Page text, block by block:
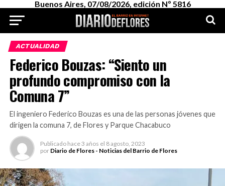
Buenos Aires, 07/08/2026, edición Nº 5816
ACTUALIDAD
Federico Bouzas: “Siento un
profundo compromiso con la
Comuna 7”
El ingeniero Federico Bouzas es una de las personas jóvenes que
dirigen la comuna 7, de Flores y Parque Chacabuco
Publicado hace 3 años el 8 agosto, 2023
por Diario de Flores - Noticias del Barrio de Flores